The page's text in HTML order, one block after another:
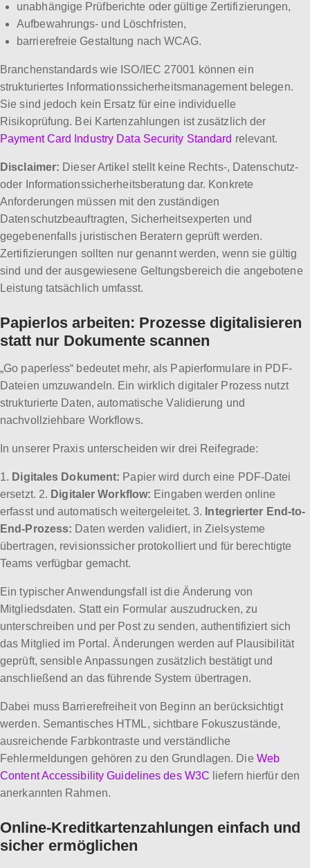
unabhängige Prüfberichte oder gültige Zertifizierungen,
Aufbewahrungs- und Löschfristen,
barrierefreie Gestaltung nach WCAG.
Branchenstandards wie ISO/IEC 27001 können ein
strukturiertes Informationssicherheitsmanagement belegen.
Sie sind jedoch kein Ersatz für eine individuelle
Risikoprüfung. Bei Kartenzahlungen ist zusätzlich der
Payment Card Industry Data Security Standard relevant.
Disclaimer: Dieser Artikel stellt keine Rechts-, Datenschutz-
oder Informationssicherheitsberatung dar. Konkrete
Anforderungen müssen mit den zuständigen
Datenschutzbeauftragten, Sicherheitsexperten und
gegebenenfalls juristischen Beratern geprüft werden.
Zertifizierungen sollten nur genannt werden, wenn sie gültig
sind und der ausgewiesene Geltungsbereich die angebotene
Leistung tatsächlich umfasst.
Papierlos arbeiten: Prozesse digitalisieren
statt nur Dokumente scannen
„Go paperless“ bedeutet mehr, als Papierformulare in PDF-
Dateien umzuwandeln. Ein wirklich digitaler Prozess nutzt
strukturierte Daten, automatische Validierung und
nachvollziehbare Workflows.
In unserer Praxis unterscheiden wir drei Reifegrade:
1. Digitales Dokument: Papier wird durch eine PDF-Datei
ersetzt. 2. Digitaler Workflow: Eingaben werden online
erfasst und automatisch weitergeleitet. 3. Integrierter End-to-
End-Prozess: Daten werden validiert, in Zielsysteme
übertragen, revisionssicher protokolliert und für berechtigte
Teams verfügbar gemacht.
Ein typischer Anwendungsfall ist die Änderung von
Mitgliedsdaten. Statt ein Formular auszudrucken, zu
unterschreiben und per Post zu senden, authentifiziert sich
das Mitglied im Portal. Änderungen werden auf Plausibilität
geprüft, sensible Anpassungen zusätzlich bestätigt und
anschließend an das führende System übertragen.
Dabei muss Barrierefreiheit von Beginn an berücksichtigt
werden. Semantisches HTML, sichtbare Fokuszustände,
ausreichende Farbkontraste und verständliche
Fehlermeldungen gehören zu den Grundlagen. Die Web
Content Accessibility Guidelines des W3C liefern hierfür den
anerkannten Rahmen.
Online-Kreditkartenzahlungen einfach und
sicher ermöglichen